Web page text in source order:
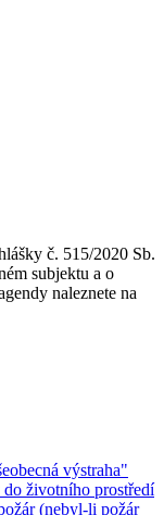
č. 515/2020 Sb.
subjektu a o
naleznete na
výstraha"
životního prostředí
(nebyl-li požár